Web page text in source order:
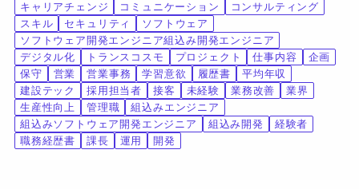
キャリアチェンジ
コミュニケーション
コンサルティング
スキル
セキュリティ
ソフトウェア
ソフトウェア開発エンジニア組込み開発エンジニア
デジタル化
トランスコスモ プロジェクト 仕事内容
企画
保守
営業 営業事務 学習意欲 履歴書
平均年収
建設テック
採用担当者 接客 未経験 業務改善
業界
生産性向上
管理職
組込みエンジニア
組込みソフトウェア開発エンジニア
組込み開発
経験者
職務経歴書
課長 運用 開発